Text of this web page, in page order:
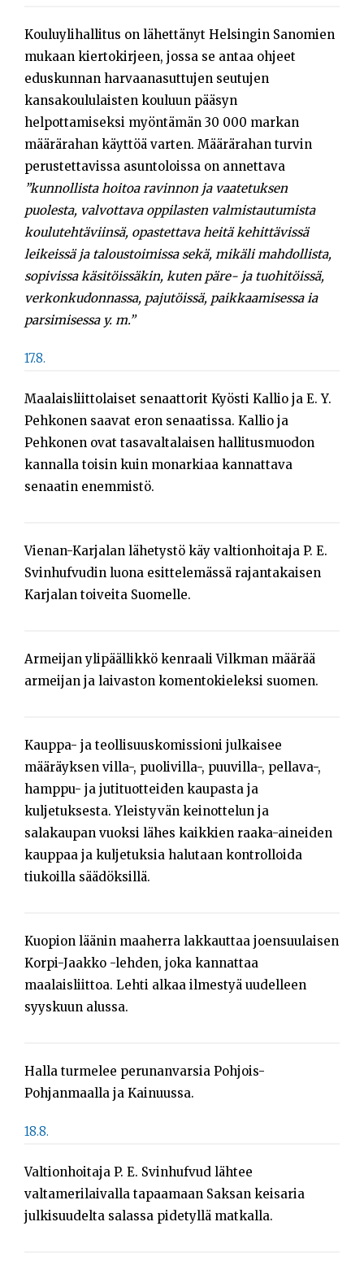
Kouluylihallitus on lähettänyt Helsingin Sanomien
mukaan kiertokirjeen, jossa se antaa ohjeet
eduskunnan harvaanasuttujen seutujen
kansakoululaisten kouluun pääsyn
helpottamiseksi myöntämän 30 000 markan
määrärahan käyttöä varten. Määrärahan turvin
perustettavissa asuntoloissa on annettava
”kunnollista hoitoa ravinnon ja vaatetuksen
puolesta, valvottava oppilasten valmistautumista
koulutehtäviinsä, opastettava heitä kehittävissä
leikeissä ja taloustoimissa sekä, mikäli mahdollista,
sopivissa käsitöissäkin, kuten päre- ja tuohitöissä,
verkonkudonnassa, pajutöissä, paikkaamisessa ia
parsimisessa y. m.”
17.8.
Maalaisliittolaiset senaattorit Kyösti Kallio ja E. Y.
Pehkonen saavat eron senaatissa. Kallio ja
Pehkonen ovat tasavaltalaisen hallitusmuodon
kannalla toisin kuin monarkiaa kannattava
senaatin enemmistö.
Vienan-Karjalan lähetystö käy valtionhoitaja P. E.
Svinhufvudin luona esittelemässä rajantakaisen
Karjalan toiveita Suomelle.
Armeijan ylipäällikkö kenraali Vilkman määrää
armeijan ja laivaston komentokieleksi suomen.
Kauppa- ja teollisuuskomissioni julkaisee
määräyksen villa-, puolivilla-, puuvilla-, pellava-,
hamppu- ja jutituotteiden kaupasta ja
kuljetuksesta. Yleistyvän keinottelun ja
salakaupan vuoksi lähes kaikkien raaka-aineiden
kauppaa ja kuljetuksia halutaan kontrolloida
tiukoilla säädöksillä.
Kuopion läänin maaherra lakkauttaa joensuulaisen
Korpi-Jaakko -lehden, joka kannattaa
maalaisliittoa. Lehti alkaa ilmestyä uudelleen
syyskuun alussa.
Halla turmelee perunanvarsia Pohjois-
Pohjanmaalla ja Kainuussa.
18.8.
Valtionhoitaja P. E. Svinhufvud lähtee
valtamerilaivalla tapaamaan Saksan keisaria
julkisuudelta salassa pidetyllä matkalla.